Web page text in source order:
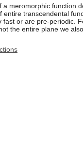
meromorphic function
transcendental
or are pre-periodic.
the entire plane we